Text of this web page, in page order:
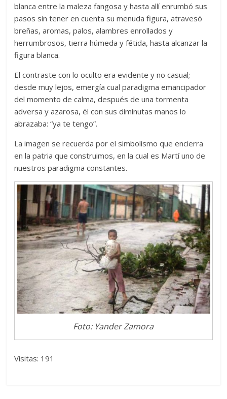
blanca entre la maleza fangosa y hasta allí enrumbó sus
pasos sin tener en cuenta su menuda figura, atravesó
breñas, aromas, palos, alambres enrollados y
herrumbrosos, tierra húmeda y fétida, hasta alcanzar la
figura blanca.
El contraste con lo oculto era evidente y no casual;
desde muy lejos, emergía cual paradigma emancipador
del momento de calma, después de una tormenta
adversa y azarosa, él con sus diminutas manos lo
abrazaba: “ya te tengo”.
La imagen se recuerda por el simbolismo que encierra
en la patria que construimos, en la cual es Martí uno de
nuestros paradigma constantes.
Foto: Yander Zamora
Visitas: 191